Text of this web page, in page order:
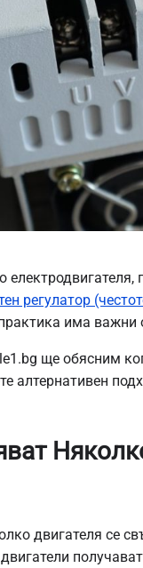
регулатор
има важни
ще обясним
алтернативен
двигателя се